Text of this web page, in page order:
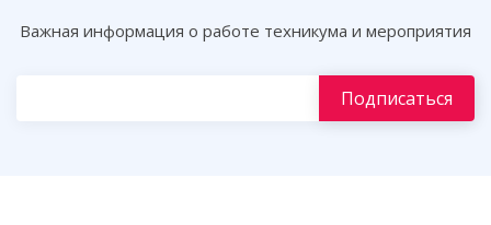
Важная информация о работе техникума и мероприятия